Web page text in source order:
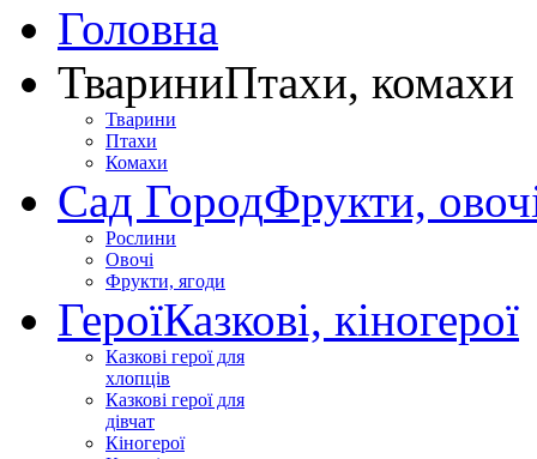
Головна
ТвариниПтахи, комахи
Тварини
Птахи
Комахи
Сад ГородФрукти,
Рослини
Овочі
Фрукти, ягоди
ГероїКазкові, кіногерої
Казкові герої для
хлопців
Казкові герої для
дівчат
Кіногерої